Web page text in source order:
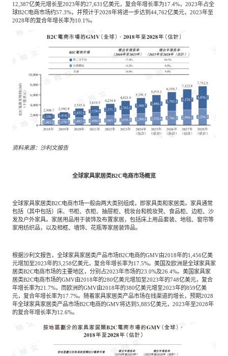
12,387亿美元增长至2023年的27,631亿美元，复合年增长率为17.4%，2023年占全
球B2C电商市场约57.3%，并预计于2028年将进一步达到44,762亿美元，2023年至
2028年的复合年增长率为10.1%。
资料来源：沙利文报告
全球家具家居类B2C电商市场概览
全球家具家居类B2C电商市场一般由两大类别组成，即家具类和家居类。家具通常
包括（其中包括）床、书柜、衣柜、抽屉柜、梳妆台和梳妆凳、食品柜、边柜、沙
发及户外家具。家居用品用于装饰及布置家居，包括床上用品套装、地毯、窗帘等
家用纺织品，以及相框、墙饰、花瓶等家居装饰品。
根据沙利文报告，全球家具家居类产品市场B2C电商的GMV由2018年的1,456亿美
元增加至2023年的3,258亿美元，复合年增长率为17.5%。美国及欧洲是全球家具家
居类B2C电商市场的主要地区，分别占2023年市场的23.0%及26.4%。美国家具家
居类B2C电商市场的GMV由2018年的280亿美元增加至2023年的748亿美元，复合
年增长率为21.7%，而欧洲的GMV由2018年的380亿美元增至2023年的859亿美
元，复合年增长率为17.7%。随着家具家居类产品市场在线渠道的增长，预期2028
年全球家具家居类产品市场B2C电商的GMV将达到5,885亿美元，2023年至2028年
的复合年增长率为12.6%。